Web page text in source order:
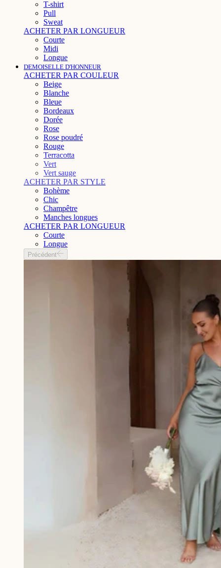
T-shirt
Pull
Sweat
ACHETER PAR LONGUEUR
Courte
Midi
Longue
DEMOISELLE D'HONNEUR
ACHETER PAR COULEUR
Beige
Blanche
Bleue
Bordeaux
Dorée
Rose
Rose poudré
Rouge
Terracotta
Vert
Vert sauge
ACHETER PAR STYLE
Bohème
Chic
Champêtre
Manches longues
ACHETER PAR LONGUEUR
Courte
Longue
Précédent